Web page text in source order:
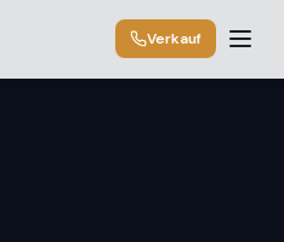
Verkauf